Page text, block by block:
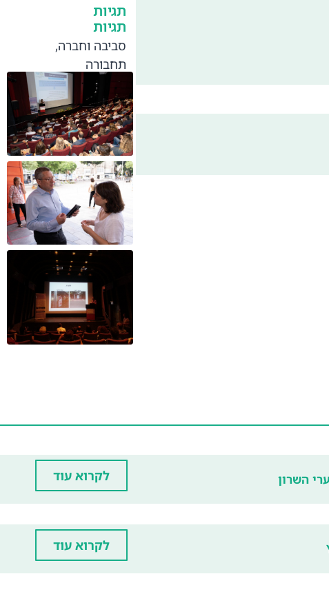
תגיות
תגיות
סביבה וחברה,
תחבורה
השרון לקרוא עוד
לקרוא עוד